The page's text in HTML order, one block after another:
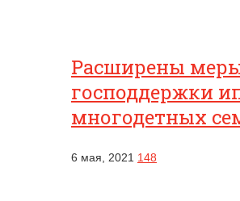
Расширены
господдержки
многодетных
6 мая, 2021 148